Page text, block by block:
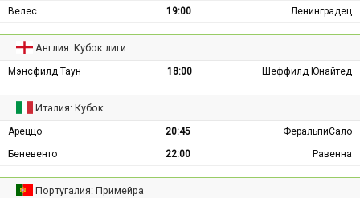
Велес
19:00 Ленинградец
Англия: Кубок лиги
Мэнсфилд Таун 18:00 Шеффилд Юнайтед
Италия: Кубок
Ареццо 20:45
ФеральпиСало
Беневенто
22:00 Равенна
Португалия: Примейра